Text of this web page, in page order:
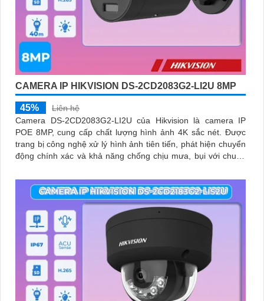
CAMERA IP HIKVISION DS-2CD2083G2-LI2U 8MP
45%
Liên hệ
Camera DS-2CD2083G2-LI2U của Hikvision là camera IP
POE 8MP, cung cấp chất lượng hình ảnh 4K sắc nét. Được
trang bị công nghệ xử lý hình ảnh tiên tiến, phát hiện chuyển
động chính xác và khả năng chống chịu mưa, bụi với chuẩn